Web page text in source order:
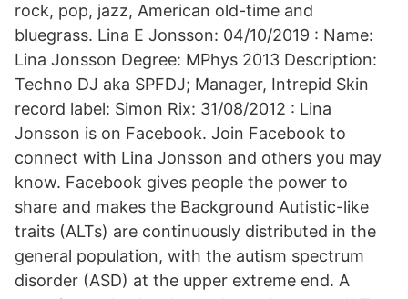
rock, pop, jazz, American old-time and
bluegrass. Lina E Jonsson: 04/10/2019 : Name:
Lina Jonsson Degree: MPhys 2013 Description:
Techno DJ aka SPFDJ; Manager, Intrepid Skin
record label: Simon Rix: 31/08/2012 : Lina
Jonsson is on Facebook. Join Facebook to
connect with Lina Jonsson and others you may
know. Facebook gives people the power to
share and makes the Background Autistic-like
traits (ALTs) are continuously distributed in the
general population, with the autism spectrum
disorder (ASD) at the upper extreme end. A